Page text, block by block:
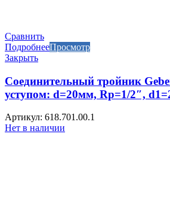
Сравнить
ПодробнееПросмотр
Закрыть
Соединительный тройник
уступом: d=20мм, Rp=1/2″,
Артикул: 618.701.00.1
Нет в наличии